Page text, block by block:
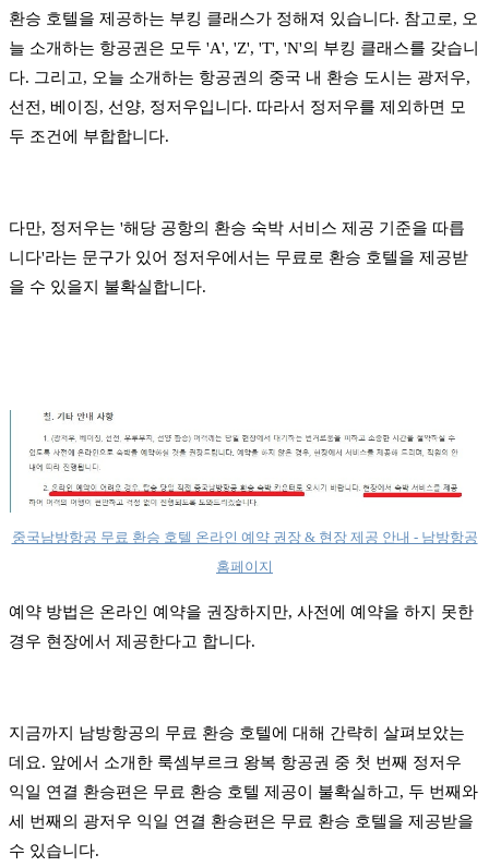
환승 호텔을 제공하는 부킹 클래스가 정해져 있습니다. 참고로, 오
늘 소개하는 항공권은 모두 'A', 'Z', 'T', 'N'의 부킹 클래스를 갖습니
다. 그리고, 오늘 소개하는 항공권의 중국 내 환승 도시는 광저우,
선전, 베이징, 선양, 정저우입니다. 따라서 정저우를 제외하면 모
두 조건에 부합합니다.
다만, 정저우는 '해당 공항의 환승 숙박 서비스 제공 기준을 따릅
니다'라는 문구가 있어 정저우에서는 무료로 환승 호텔을 제공받
을 수 있을지 불확실합니다.
중국남방항공 무료 환승 호텔 온라인 예약 권장 & 현장 제공 안내 - 남방항공
홈페이지
예약 방법은 온라인 예약을 권장하지만, 사전에 예약을 하지 못한
경우 현장에서 제공한다고 합니다.
지금까지 남방항공의 무료 환승 호텔에 대해 간략히 살펴보았는
데요. 앞에서 소개한 룩셈부르크 왕복 항공권 중 첫 번째 정저우
익일 연결 환승편은 무료 환승 호텔 제공이 불확실하고, 두 번째와
세 번째의 광저우 익일 연결 환승편은 무료 환승 호텔을 제공받을
수 있습니다.